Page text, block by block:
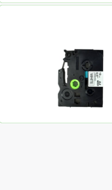
Taśma zamiennik